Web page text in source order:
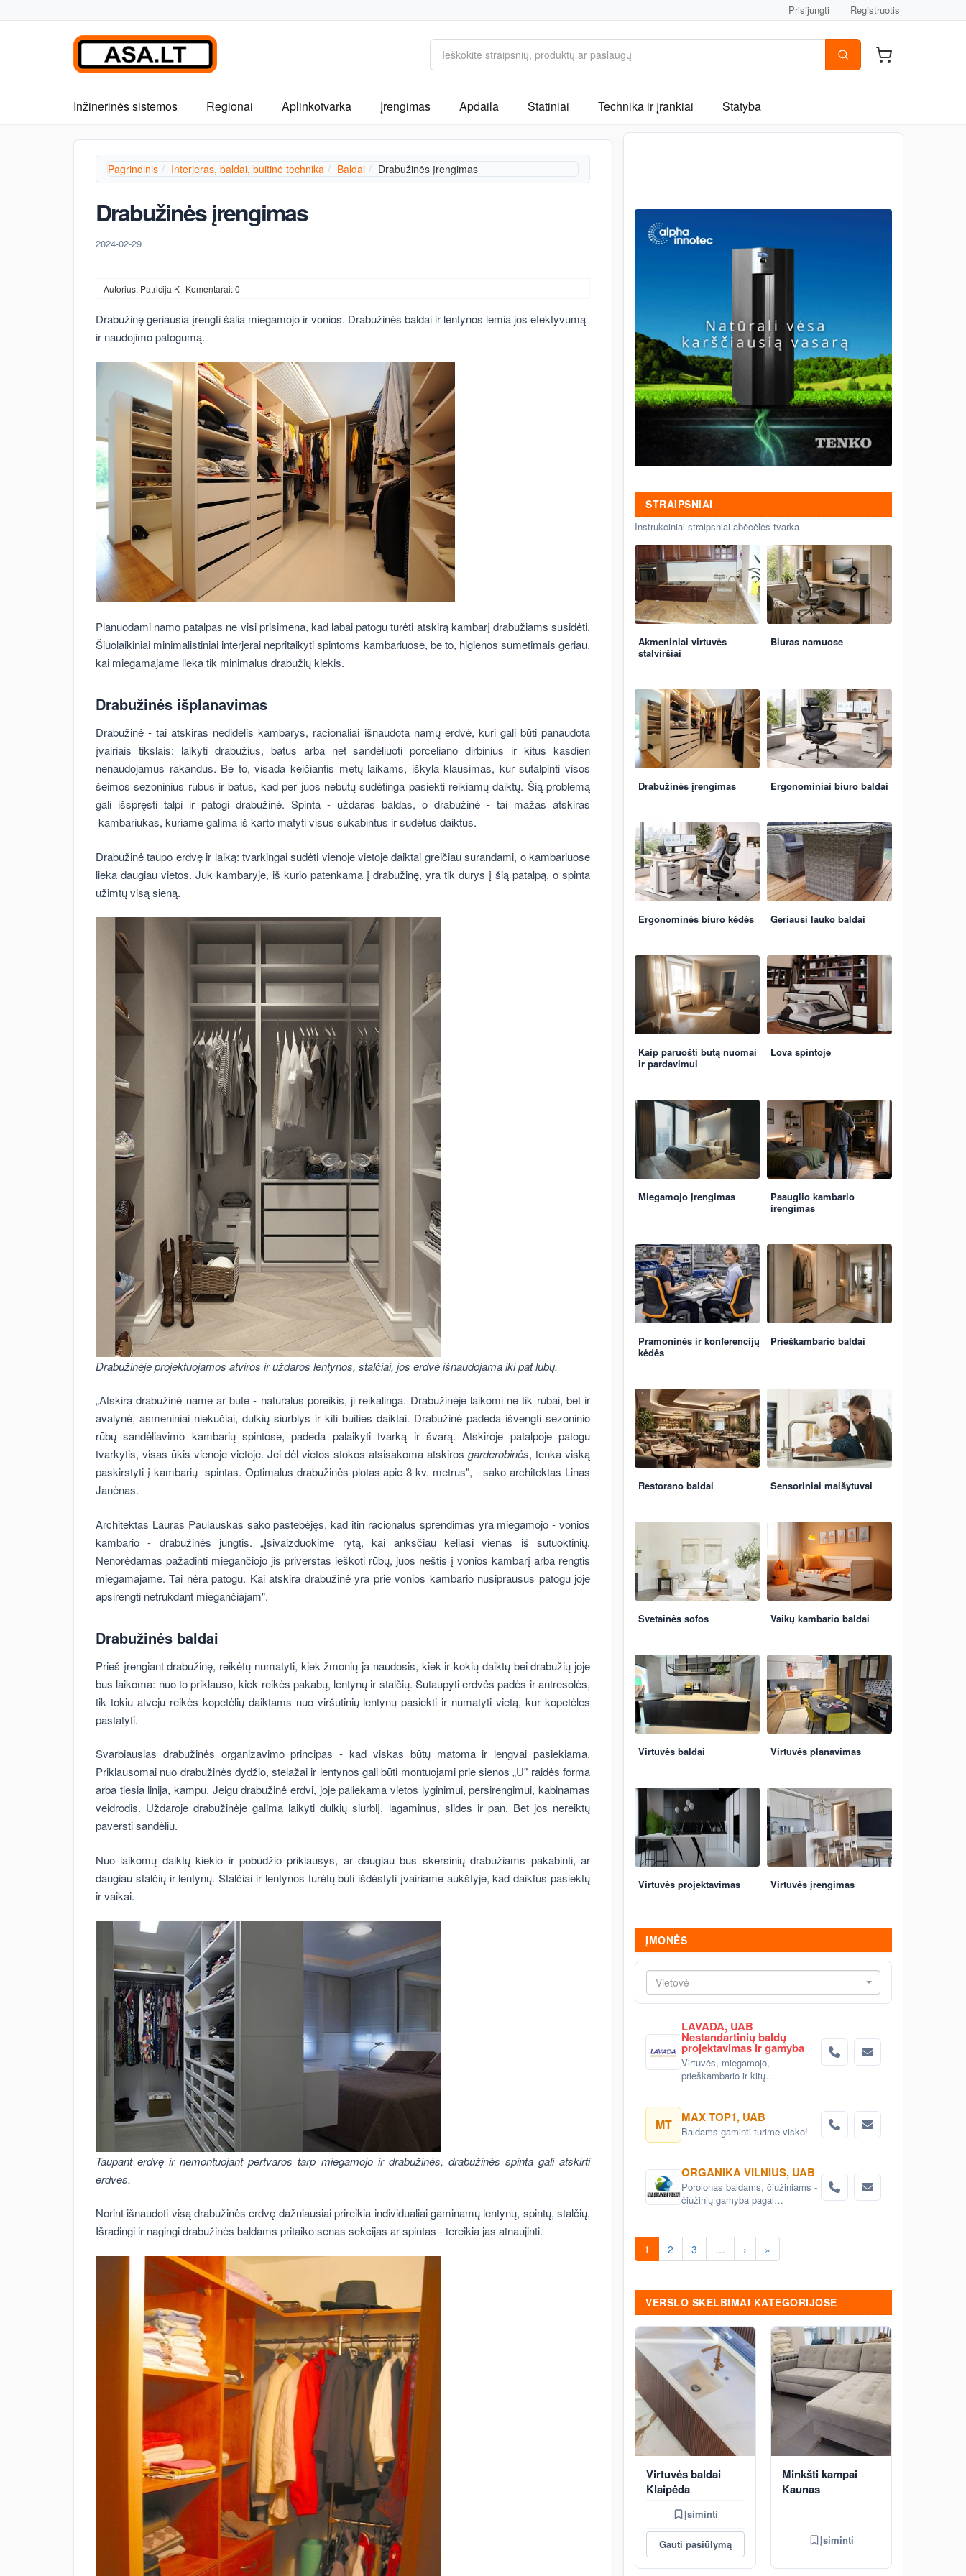
Prisijungti Registruotis
Inžinerinės sistemos Regionai Aplinkotvarka Įrengimas Apdaila Statiniai Technika ir įrankiai Statyba
Pagrindinis Interjeras, baldai, buitinė technika Baldai Drabužinės įrengimas
Drabužinės įrengimas
2024-02-29
Autorius: Patricija K Komentarai: 0
Drabužinę geriausia įrengti šalia miegamojo ir vonios. Drabužinės baldai ir lentynos lemia jos efektyvumą
ir naudojimo patogumą.
Planuodami namo patalpas ne visi prisimena, kad labai patogu turėti atskirą kambarį drabužiams susidėti.
Šiuolaikiniai minimalistiniai interjerai nepritaikyti spintoms kambariuose, be to, higienos sumetimais geriau,
kai miegamajame lieka tik minimalus drabužių kiekis.
Drabužinės išplanavimas
Drabužinė - tai atskiras nedidelis kambarys, racionaliai išnaudota namų erdvė, kuri gali būti panaudota
įvairiais tikslais: laikyti drabužius, batus arba net sandėliuoti porceliano dirbinius ir kitus kasdien
nenaudojamus rakandus. Be to, visada keičiantis metų laikams, iškyla klausimas, kur sutalpinti visos
šeimos sezoninius rūbus ir batus, kad per juos nebūtų sudėtinga pasiekti reikiamų daiktų. Šią problemą
gali išspręsti talpi ir patogi drabužinė. Spinta - uždaras baldas, o drabužinė - tai mažas atskiras
kambariukas, kuriame galima iš karto matyti visus sukabintus ir sudėtus daiktus.
Drabužinė taupo erdvę ir laiką: tvarkingai sudėti vienoje vietoje daiktai greičiau surandami, o kambariuose
lieka daugiau vietos. Juk kambaryje, iš kurio patenkama į drabužinę, yra tik durys į šią patalpą, o spinta
užimtų visą sieną.
Drabužinėje projektuojamos atviros ir uždaros lentynos, stalčiai, jos erdvė išnaudojama iki pat lubų.
„Atskira drabužinė name ar bute - natūralus poreikis, ji reikalinga. Drabužinėje laikomi ne tik rūbai, bet ir
avalynė, asmeniniai niekučiai, dulkių siurblys ir kiti buities daiktai. Drabužinė padeda išvengti sezoninio
rūbų sandėliavimo kambarių spintose, padeda palaikyti tvarką ir švarą. Atskiroje patalpoje patogu
tvarkytis, visas ūkis vienoje vietoje. Jei dėl vietos stokos atsisakoma atskiros garderobinės, tenka viską
paskirstyti į kambarių spintas. Optimalus drabužinės plotas apie 8 kv. metrus", - sako architektas Linas
Janėnas.
Architektas Lauras Paulauskas sako pastebėjęs, kad itin racionalus sprendimas yra miegamojo - vonios
kambario - drabužinės jungtis. „Įsivaizduokime rytą, kai anksčiau keliasi vienas iš sutuoktinių.
Nenorėdamas pažadinti miegančiojo jis priverstas ieškoti rūbų, juos neštis į vonios kambarį arba rengtis
miegamajame. Tai nėra patogu. Kai atskira drabužinė yra prie vonios kambario nusiprausus patogu joje
apsirengti netrukdant miegančiajam".
Drabužinės baldai
Prieš įrengiant drabužinę, reikėtų numatyti, kiek žmonių ja naudosis, kiek ir kokių daiktų bei drabužių joje
bus laikoma: nuo to priklauso, kiek reikės pakabų, lentynų ir stalčių. Sutaupyti erdvės padės ir antresolės,
tik tokiu atveju reikės kopetėlių daiktams nuo viršutinių lentynų pasiekti ir numatyti vietą, kur kopetėles
pastatyti.
Svarbiausias drabužinės organizavimo principas - kad viskas būtų matoma ir lengvai pasiekiama.
Priklausomai nuo drabužinės dydžio, stelažai ir lentynos gali būti montuojami prie sienos „U" raidės forma
arba tiesia linija, kampu. Jeigu drabužinė erdvi, joje paliekama vietos lyginimui, persirengimui, kabinamas
veidrodis. Uždaroje drabužinėje galima laikyti dulkių siurblį, lagaminus, slides ir pan. Bet jos nereiktų
paversti sandėliu.
Nuo laikomų daiktų kiekio ir pobūdžio priklausys, ar daugiau bus skersinių drabužiams pakabinti, ar
daugiau stalčių ir lentynų. Stalčiai ir lentynos turėtų būti išdėstyti įvairiame aukštyje, kad daiktus pasiektų
ir vaikai.
Taupant erdvę ir nemontuojant pertvaros tarp miegamojo ir drabužinės, drabužinės spinta gali atskirti
erdves.
Norint išnaudoti visą drabužinės erdvę dažniausiai prireikia individualiai gaminamų lentynų, spintų, stalčių.
Išradingi ir nagingi drabužinės baldams pritaiko senas sekcijas ar spintas - tereikia jas atnaujinti.
STRAIPSNIAI
Instrukciniai straipsniai abėcėlės tvarka
Akmeniniai virtuvės
stalviršiai
Biuras namuose
Drabužinės įrengimas Ergonominiai biuro baldai
Ergonominės biuro kėdės Geriausi lauko baldai
Kaip paruošti butą nuomai
ir pardavimui
Lova spintoje
Miegamojo įrengimas
Paauglio kambario
irengimas
Pramoninės ir konferencijų
kėdės
Prieškambario baldai
Restorano baldai Sensoriniai maišytuvai
Svetainės sofos Vaikų kambario baldai
Virtuvės baldai Virtuvės planavimas
Virtuvės projektavimas Virtuvės įrengimas
ĮMONĖS
Vietovė
LAVADA, UAB
Nestandartinių baldų
projektavimas ir gamyba
Virtuvės, miegamojo,
prieškambario ir kitų
Vilniuje
MT MAX TOP1, UAB
Baldams gaminti turime visko!
ORGANIKA VILNIUS, UAB
Porolonas baldams, čiužiniams -
čiužinių gamyba pagal
1 2 3 … › »
VERSLO SKELBIMAI KATEGORIJOSE
Virtuvės baldai
Klaipėda
Įsiminti
Gauti pasiūlymą
Minkšti kampai
Kaunas
Įsiminti